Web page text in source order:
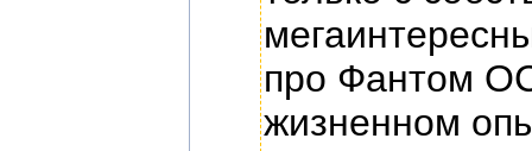
про Фантом
жизненном